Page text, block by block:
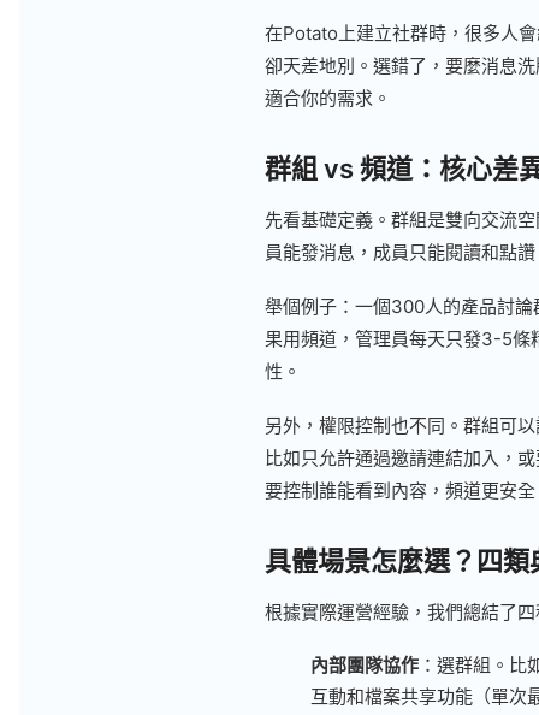
在Potato上建立社群時，很多人
卻天差地別。選錯了，要麼消息
適合你的需求。
群組 vs 頻道：核心差
先看基礎定義。群組是雙向交流
員能發消息，成員只能閱讀和點
舉個例子：一個300人的產品討
果用頻道，管理員每天只發3-5條
性。
另外，權限控制也不同。群組可
比如只允許通過邀請連結加入，
要控制誰能看到內容，頻道更安
具體場景怎麼選？四類
根據實際運營經驗，我們總結了
內部團隊協作：選群組。比
互動和檔案共享功能（單次